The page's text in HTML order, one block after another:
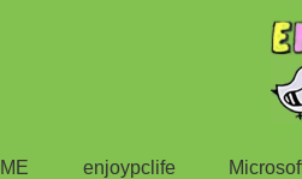
enjoypclife